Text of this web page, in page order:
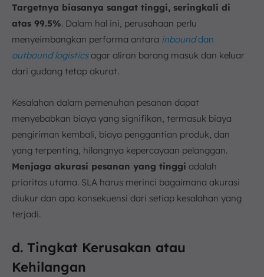
Targetnya biasanya sangat tinggi, seringkali di
atas 99.5%. Dalam hal ini, perusahaan perlu
menyeimbangkan performa antara inbounddan
outbound logisticsagar aliran barang masuk dan keluar
dari gudang tetap akurat.
Kesalahan dalam pemenuhan pesanan dapat
menyebabkan biaya yang signifikan, termasuk biaya
pengiriman kembali, biaya penggantian produk, dan
yang terpenting, hilangnya kepercayaan pelanggan.
Menjaga akurasi pesanan yang tinggi adalah
prioritas utama. SLA harus merinci bagaimana akurasi
diukur dan apa konsekuensi dari setiap kesalahan yang
terjadi.
d. Tingkat Kerusakan atau
Kehilangan